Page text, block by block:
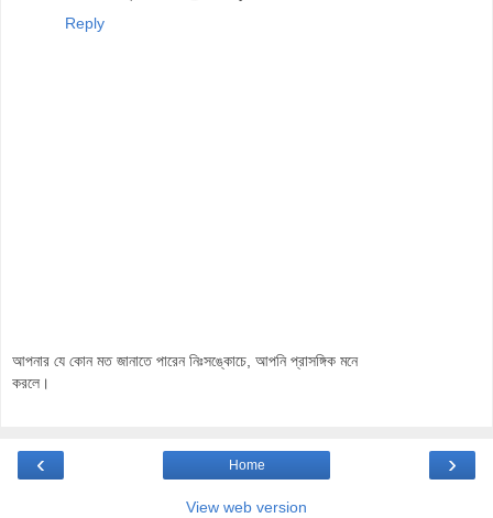
Reply
আপনার যে কোন মত জানাতে পারেন নিঃসঙ্কোচে, আপনি প্রাসঙ্গিক মনে
করলে।
‹ ›
Home
View web version